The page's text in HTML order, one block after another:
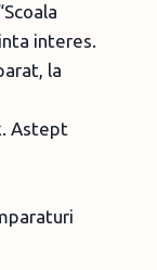
interes.
la
Astept